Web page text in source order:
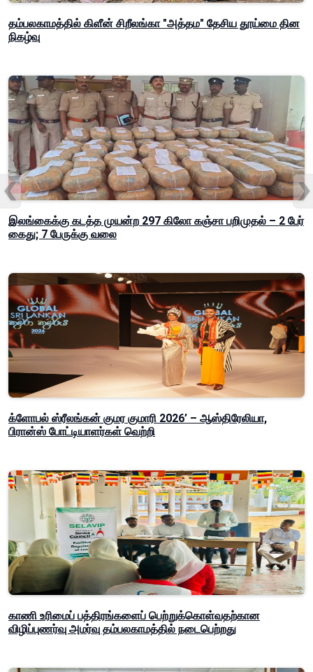
தம்பலகாமத்தில் கிளீன் சிறீலங்கா "அத்தம" தேசிய தூய்மை தின
நிகழ்வு
இலங்கைக்கு கடத்த முயன்ற 297 கிலோ கஞ்சா பறிமுதல் – 2 பேர்
கைது; 7 பேருக்கு வலை
க்ளோபல் ஸ்ரீலங்கன் குமர குமாரி 2026’ – ஆஸ்திரேலியா,
பிரான்ஸ் போட்டியாளர்கள் வெற்றி
காணி உரிமைப் பத்திரங்களைப் பெற்றுக்கொள்வதற்கான
விழிப்புணர்வு அமர்வு தம்பலகாமத்தில் நடைபெற்றது